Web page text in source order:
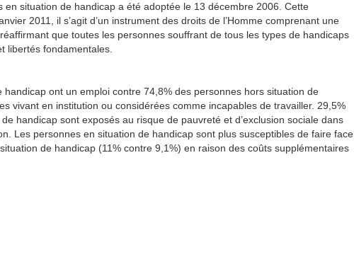
situation de handicap a été adoptée le 13 décembre 2006. Cette
2011, il s’agit d’un instrument des droits de l’Homme comprenant une
que toutes les personnes souffrant de tous les types de handicaps
libertés fondamentales.
handicap ont un emploi contre 74,8% des personnes hors situation de
vivant en institution ou considérées comme incapables de travailler. 29,5%
handicap sont exposés au risque de pauvreté et d’exclusion sociale dans
Les personnes en situation de handicap sont plus susceptibles de faire face
de handicap (11% contre 9,1%) en raison des coûts supplémentaires